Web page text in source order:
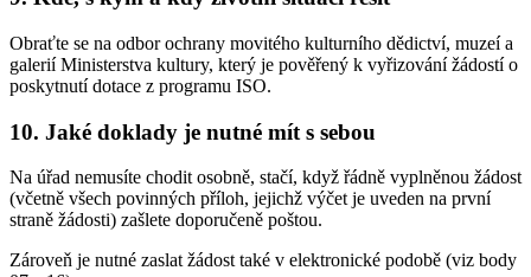
Obraťte se na odbor ochrany movitého kulturního dědictví, muzeí a
galerií Ministerstva kultury, který je pověřený k vyřizování žádostí o
poskytnutí dotace z programu ISO.
10. Jaké doklady je nutné mít s sebou
Na úřad nemusíte chodit osobně, stačí, když řádně vyplněnou žádost
(včetně všech povinných příloh, jejichž výčet je uveden na první
straně žádosti) zašlete doporučeně poštou.
Zároveň je nutné zaslat žádost také v elektronické podobě (viz body